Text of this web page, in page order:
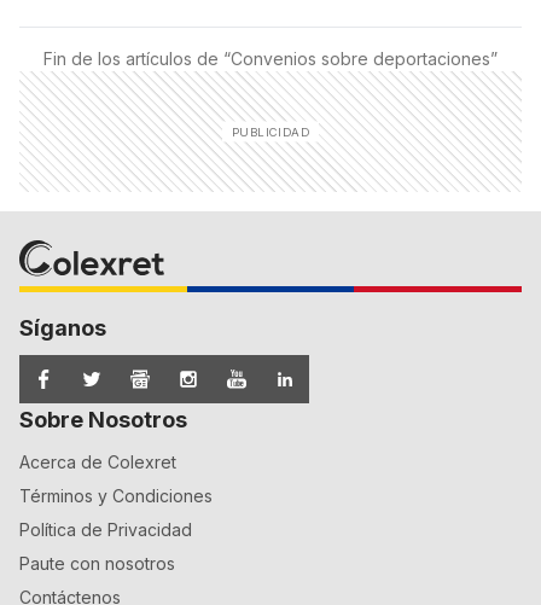
Fin de los artículos de “Convenios sobre deportaciones”
Síganos
Sobre Nosotros
Acerca de Colexret
Términos y Condiciones
Política de Privacidad
Paute con nosotros
Contáctenos